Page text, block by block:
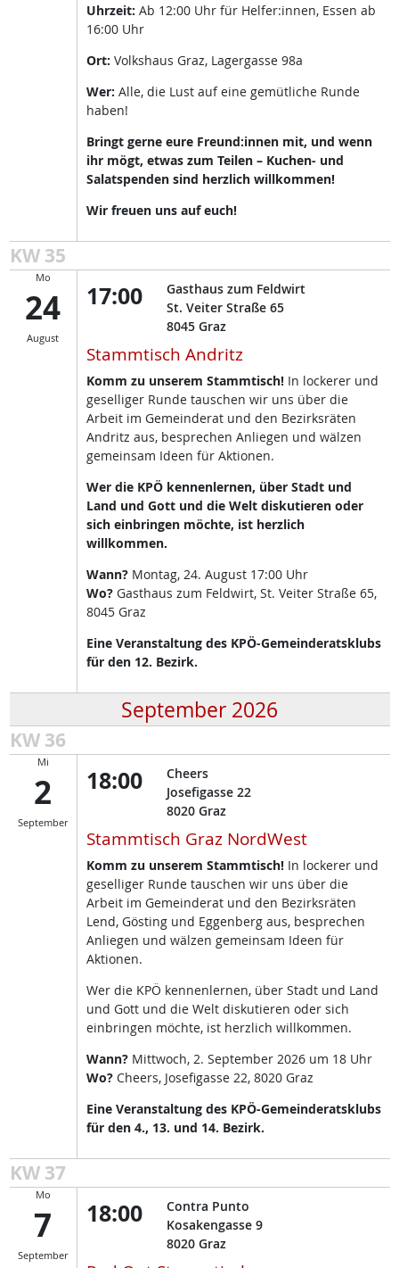
Uhrzeit: Ab 12:00 Uhr für Helfer:innen, Essen ab
16:00 Uhr
Ort: Volkshaus Graz, Lagergasse 98a
Wer: Alle, die Lust auf eine gemütliche Runde
haben!
Bringt gerne eure Freund:innen mit, und wenn
ihr mögt, etwas zum Teilen – Kuchen- und
Salatspenden sind herzlich willkommen!
Wir freuen uns auf euch!
KW 35
Mo
24
August
17:00
Gasthaus zum Feldwirt
St. Veiter Straße 65
8045 Graz
Stammtisch Andritz
Komm zu unserem Stammtisch!In lockerer und
geselliger Runde tauschen wir uns über die
Arbeit im Gemeinderat und den Bezirksräten
Andritz aus, besprechen Anliegen und wälzen
gemeinsam Ideen für Aktionen.
Wer die KPÖ kennenlernen, über Stadt und
Land und Gott und die Welt diskutieren oder
sich einbringen möchte, ist herzlich
willkommen.
Wann?Montag, 24. August 17:00 Uhr
Wo?Gasthaus zum Feldwirt, St. Veiter Straße 65,
8045 Graz
Eine Veranstaltung des KPÖ-Gemeinderatsklubs
für den 12. Bezirk.
September 2026
KW 36
Mi
2
September
18:00
Cheers
Josefigasse 22
8020 Graz
Stammtisch Graz NordWest
Komm zu unserem Stammtisch!In lockerer und
geselliger Runde tauschen wir uns über die
Arbeit im Gemeinderat und den Bezirksräten
Lend, Gösting und Eggenberg aus, besprechen
Anliegen und wälzen gemeinsam Ideen für
Aktionen.
Wer die KPÖ kennenlernen, über Stadt und Land
und Gott und die Welt diskutieren oder sich
einbringen möchte, ist herzlich willkommen.
Wann?Mittwoch, 2. September 2026 um 18 Uhr
Wo?Cheers, Josefigasse 22, 8020 Graz
Eine Veranstaltung des KPÖ-Gemeinderatsklubs
für den 4., 13. und 14. Bezirk.
KW 37
Mo
7
September
18:00
Contra Punto
Kosakengasse 9
8020 Graz